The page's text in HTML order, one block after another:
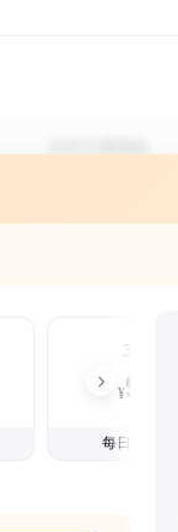
3个月
¥99
每日仅1.08元